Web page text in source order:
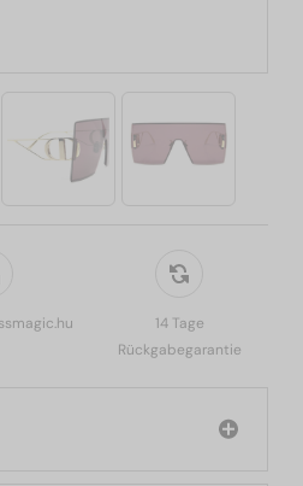
14 Tage
Rückgabegarantie